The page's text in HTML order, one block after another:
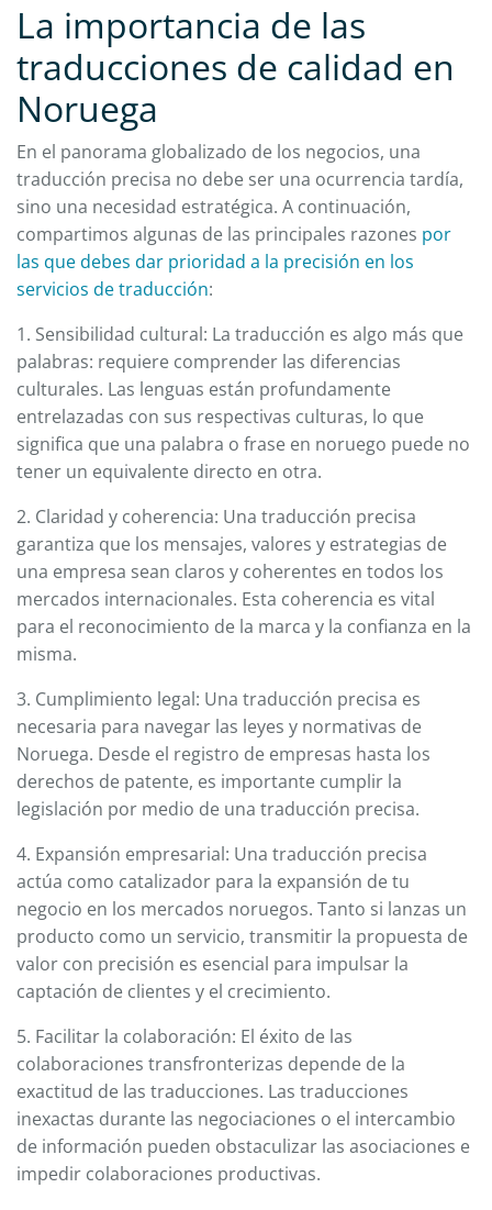
La importancia de las
traducciones de calidad en
Noruega
En el panorama globalizado de los negocios, una
traducción precisa no debe ser una ocurrencia tardía,
sino una necesidad estratégica. A continuación,
compartimos algunas de las principales razones por
las que debes dar prioridad a la precisión en los
servicios de traducción:
1. Sensibilidad cultural: La traducción es algo más que
palabras: requiere comprender las diferencias
culturales. Las lenguas están profundamente
entrelazadas con sus respectivas culturas, lo que
significa que una palabra o frase en noruego puede no
tener un equivalente directo en otra.
2. Claridad y coherencia: Una traducción precisa
garantiza que los mensajes, valores y estrategias de
una empresa sean claros y coherentes en todos los
mercados internacionales. Esta coherencia es vital
para el reconocimiento de la marca y la confianza en la
misma.
3. Cumplimiento legal: Una traducción precisa es
necesaria para navegar las leyes y normativas de
Noruega. Desde el registro de empresas hasta los
derechos de patente, es importante cumplir la
legislación por medio de una traducción precisa.
4. Expansión empresarial: Una traducción precisa
actúa como catalizador para la expansión de tu
negocio en los mercados noruegos. Tanto si lanzas un
producto como un servicio, transmitir la propuesta de
valor con precisión es esencial para impulsar la
captación de clientes y el crecimiento.
5. Facilitar la colaboración: El éxito de las
colaboraciones transfronterizas depende de la
exactitud de las traducciones. Las traducciones
inexactas durante las negociaciones o el intercambio
de información pueden obstaculizar las asociaciones e
impedir colaboraciones productivas.